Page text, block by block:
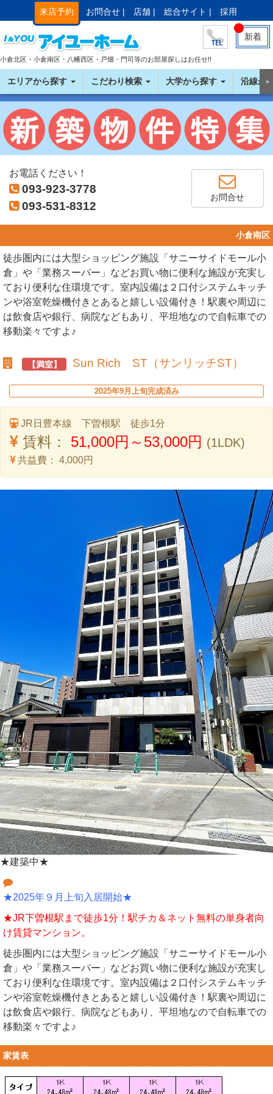
来店予約 お問合せ | 店舗 | 総合サイト | 採用
新着
小倉北区・小倉南区・八幡西区・戸畑・門司等のお部屋探しはお任せ!!
エリアから探す こだわり検索 大学から探す 沿線か＞
お電話ください！
093-923-3778
093-531-8312
お問合せ
小倉南区
徒歩圏内には大型ショッピング施設「サニーサイドモール小
倉」や「業務スーパー」などお買い物に便利な施設が充実し
ており便利な住環境です。室内設備は２口付システムキッチ
ンや浴室乾燥機付きとあると嬉しい設備付き！駅裏や周辺に
は飲食店や銀行、病院などもあり、平坦地なので自転車での
移動楽々ですよ♪
【満室】 Sun Rich ST（サンリッチST）
2025年9月上旬完成済み
JR日豊本線 下曽根駅 徒歩1分
賃料： 51,000円～53,000円 (1LDK)
共益費： 4,000円
★建築中★
★2025年９月上旬入居開始★
★JR下曽根駅まで徒歩1分！駅チカ＆ネット無料の単身者向
け賃貸マンション。
徒歩圏内には大型ショッピング施設「サニーサイドモール小
倉」や「業務スーパー」などお買い物に便利な施設が充実し
ており便利な住環境です。室内設備は２口付システムキッチ
ンや浴室乾燥機付きとあると嬉しい設備付き！駅裏や周辺に
は飲食店や銀行、病院などもあり、平坦地なので自転車での
移動楽々ですよ♪
家賃表